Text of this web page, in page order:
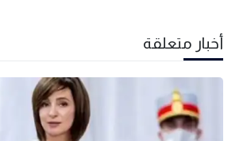
أخبار متعلقة